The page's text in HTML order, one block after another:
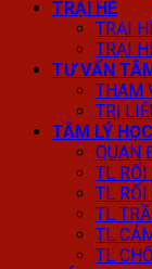
TRẠI HÈ
TRẠI
TRẠI
TƯ VẤN
THAM
TRỊ
TÂM LÝ
QUAN
TL
TL RỐI
TL
TL
TL